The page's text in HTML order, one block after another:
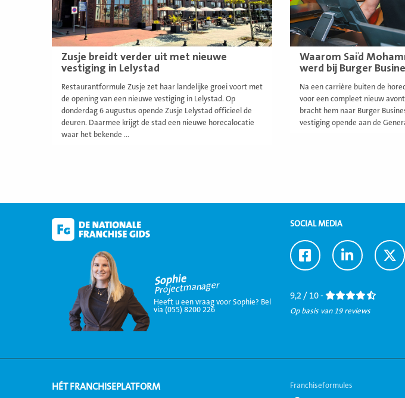
Zusje breidt verder uit met nieuwe
vestiging in Lelystad
Restaurantformule Zusje zet haar landelijke groei voort met
de opening van een nieuwe vestiging in Lelystad. Op
donderdag 6 augustus opende Zusje Lelystad officieel de
deuren. Daarmee krijgt de stad een nieuwe horecalocatie
waar het bekende ...
Waarom Saïd
werd bij Burger
Na een carrière buiten de
voor een compleet nieuw
bracht hem naar Burger
vestiging opende aan de
Sophie
Projectmanager
Heeft u een vraag voor Sophie? Bel
via (055) 8200 226
SOCIAL MEDIA
Ga
naar
Ga
naar
Ga
naar
9,2 / 10 -
Op basis van 19 reviews
HÉT FRANCHISEPLATFORM Franchiseformules